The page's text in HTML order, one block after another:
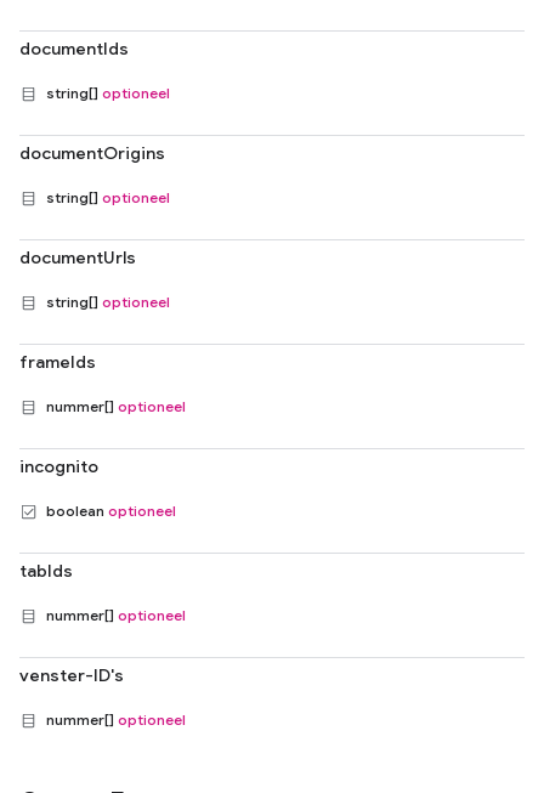
documentIds
string[] optioneel
documentOrigins
string[] optioneel
documentUrls
string[] optioneel
frameIds
nummer[] optioneel
incognito
boolean optioneel
tabIds
nummer[] optioneel
venster-ID's
nummer[] optioneel